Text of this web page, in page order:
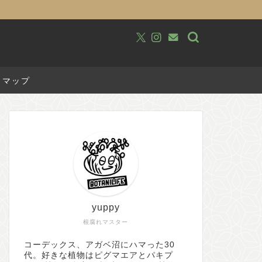
ップ
根腐れマスター
yuppy
コーデックス、アガベ沼にハマった30
代。好きな植物はピグマエアとパキプ